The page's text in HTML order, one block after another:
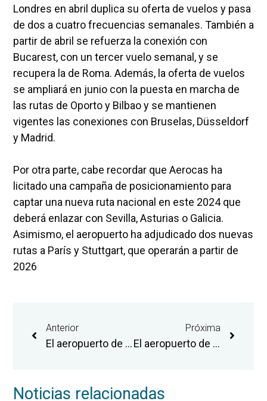
Londres en abril duplica su oferta de vuelos y pasa
de dos a cuatro frecuencias semanales. También a
partir de abril se refuerza la conexión con
Bucarest, con un tercer vuelo semanal, y se
recupera la de Roma. Además, la oferta de vuelos
se ampliará en junio con la puesta en marcha de
las rutas de Oporto y Bilbao y se mantienen
vigentes las conexiones con Bruselas, Düsseldorf
y Madrid.
Por otra parte, cabe recordar que Aerocas ha
licitado una campaña de posicionamiento para
captar una nueva ruta nacional en este 2024 que
deberá enlazar con Sevilla, Asturias o Galicia.
Asimismo, el aeropuerto ha adjudicado dos nuevas
rutas a París y Stuttgart, que operarán a partir de
2026
Anterior
El aeropuerto de Castellón licita una campaña de posicionamiento para captar una nueva ruta nacional en 2024
Próxima
El aeropuerto de Castellón registra el mejor primer trimestre de su trayectoria con 37.655 pasajeros
Noticias relacionadas